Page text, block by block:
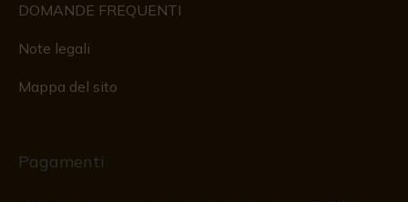
DOMANDE FREQUENTI
Note legali
Mappa del sito
Pagamenti